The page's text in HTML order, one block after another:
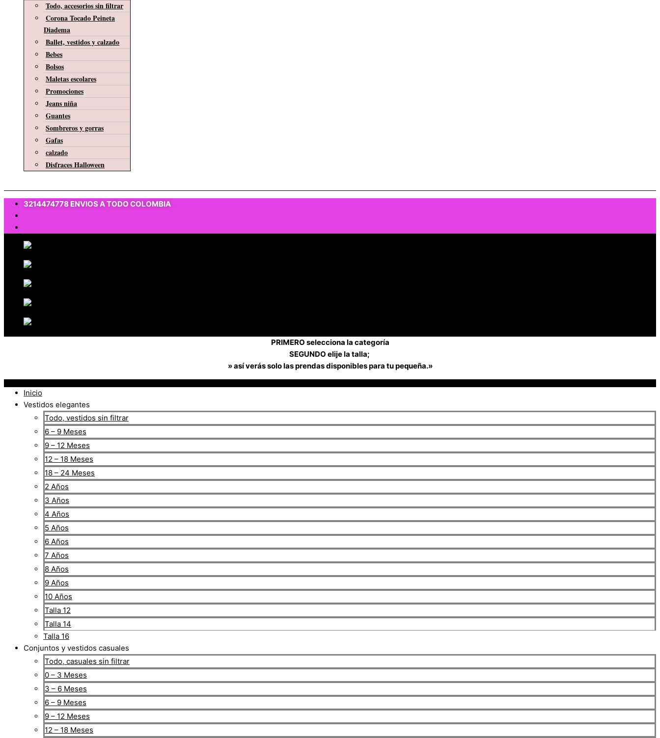
Todo, accesorios sin filtrar
Corona Tocado Peineta
Diadema
Ballet, vestidos y calzado
Bebes
Bolsos
Maletas escolares
Promociones
Jeans niña
Guantes
Sombreros y gorras
Gafas
calzado
Disfraces Halloween
3214474778 ENVIOS A TODO COLOMBIA
PRIMERO selecciona la categoría
SEGUNDO elije la talla;
» así verás solo las prendas disponibles para tu pequeña.»
Inicio
Vestidos elegantes
Todo, vestidos sin filtrar
6 – 9 Meses
9 – 12 Meses
12 – 18 Meses
18 – 24 Meses
2 Años
3 Años
4 Años
5 Años
6 Años
7 Años
8 Años
9 Años
10 Años
Talla 12
Talla 14
Talla 16
Conjuntos y vestidos casuales
Todo, casuales sin filtrar
0 – 3 Meses
3 – 6 Meses
6 – 9 Meses
9 – 12 Meses
12 – 18 Meses